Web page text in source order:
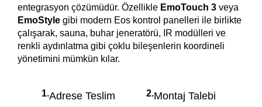
entegrasyon çözümüdür. Özellikle EmoTouch 3 veya
EmoStyle gibi modern Eos kontrol panelleri ile birlikte
çalışarak, sauna, buhar jeneratörü, IR modülleri ve
renkli aydınlatma gibi çoklu bileşenlerin koordineli
yönetimini mümkün kılar.
1.Adrese Teslim 2.Montaj Talebi